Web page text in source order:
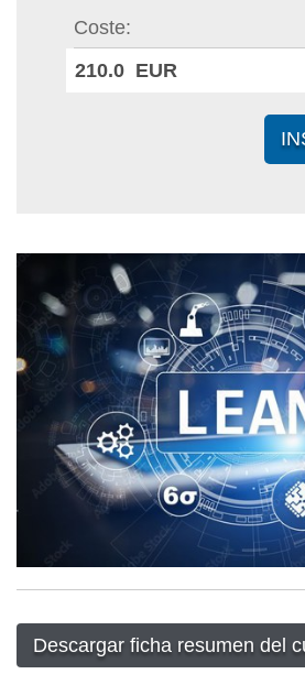
Coste
210.0 EUR
Descargar ficha resumen del